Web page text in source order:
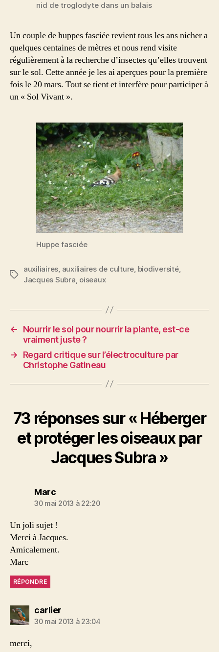
nid de troglodyte dans un balais
Un couple de huppes fasciée revient tous les ans nicher a
quelques centaines de mètres et nous rend visite
régulièrement à la recherche d’insectes qu’elles trouvent
sur le sol. Cette année je les ai aperçues pour la première
fois le 20 mars. Tout se tient et interfère pour participer à
un « Sol Vivant ».
Huppe fasciée
Étiquettes
auxiliaires auxiliaires de culture biodiversité,
Jacques Subra oiseaux
←
Nourrir le sol pour nourrir la plante, est-ce
vraiment juste ?
→
Regard critique sur l’électroculture par
Christophe Gatineau
73 réponses sur « Héberger
et protéger les oiseaux par
Jacques Subra »
Marcdit :
30 mai 2013 à 22:20
Un joli sujet !
Merci à Jacques.
Amicalement.
Marc
RÉPONDRE
carlierdit :
30 mai 2013 à 23:04
merci,